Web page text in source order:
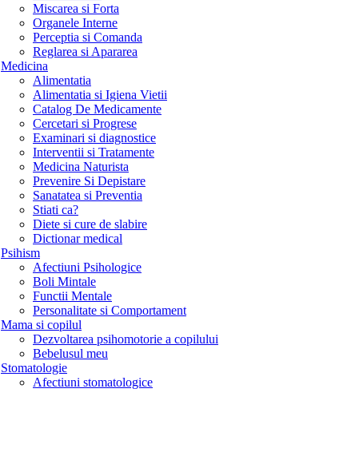
Miscarea si Forta
Organele Interne
Perceptia si Comanda
Reglarea si Apararea
Medicina
Alimentatia
Alimentatia si Igiena Vietii
Catalog De Medicamente
Cercetari si Progrese
Examinari si diagnostice
Interventii si Tratamente
Medicina Naturista
Prevenire Si Depistare
Sanatatea si Preventia
Stiati ca?
Diete si cure de slabire
Dictionar medical
Psihism
Afectiuni Psihologice
Boli Mintale
Functii Mentale
Personalitate si Comportament
Mama si copilul
Dezvoltarea psihomotorie a copilului
Bebelusul meu
Stomatologie
Afectiuni stomatologice